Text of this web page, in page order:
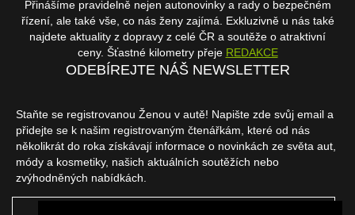
Přinášíme pravidelně nejen autonovinky a rady o bezpečném
řízení, ale také vše, co nás ženy zajímá. Exkluzivně u nás také
najdete aktuality z dopravy z celé ČR a soutěže o atraktivní
ceny. Šťastné kilometry přeje REDAKCE
ODEBÍREJTE NÁŠ NEWSLETTER
Staňte se registrovanou Ženou v autě! Napište zde svůj email a
přidejte se k našim registrovaným čtenářkám, které od nás
několikrát do roka získávají informace o novinkách ze světa aut,
módy a kosmetiky, našich aktuálních soutěžích nebo
zvýhodněných nabídkách.